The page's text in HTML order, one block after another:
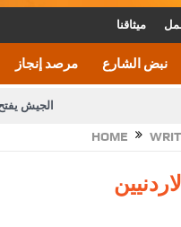
ميثاقنا
مرصد إنجاز نبض الشارع
الجيش
الأمن يتلف 16 مليون حبة كبتاجون و1480 كغم مواد مخدرة
القاضي يلتقي رؤساء تحرير الصحف
هاتفيا من العاهل البحريني
HOME